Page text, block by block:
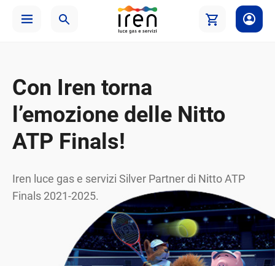
Con Iren torna
l’emozione delle Nitto
ATP Finals!
Iren luce gas e servizi Silver Partner di Nitto ATP
Finals 2021-2025.